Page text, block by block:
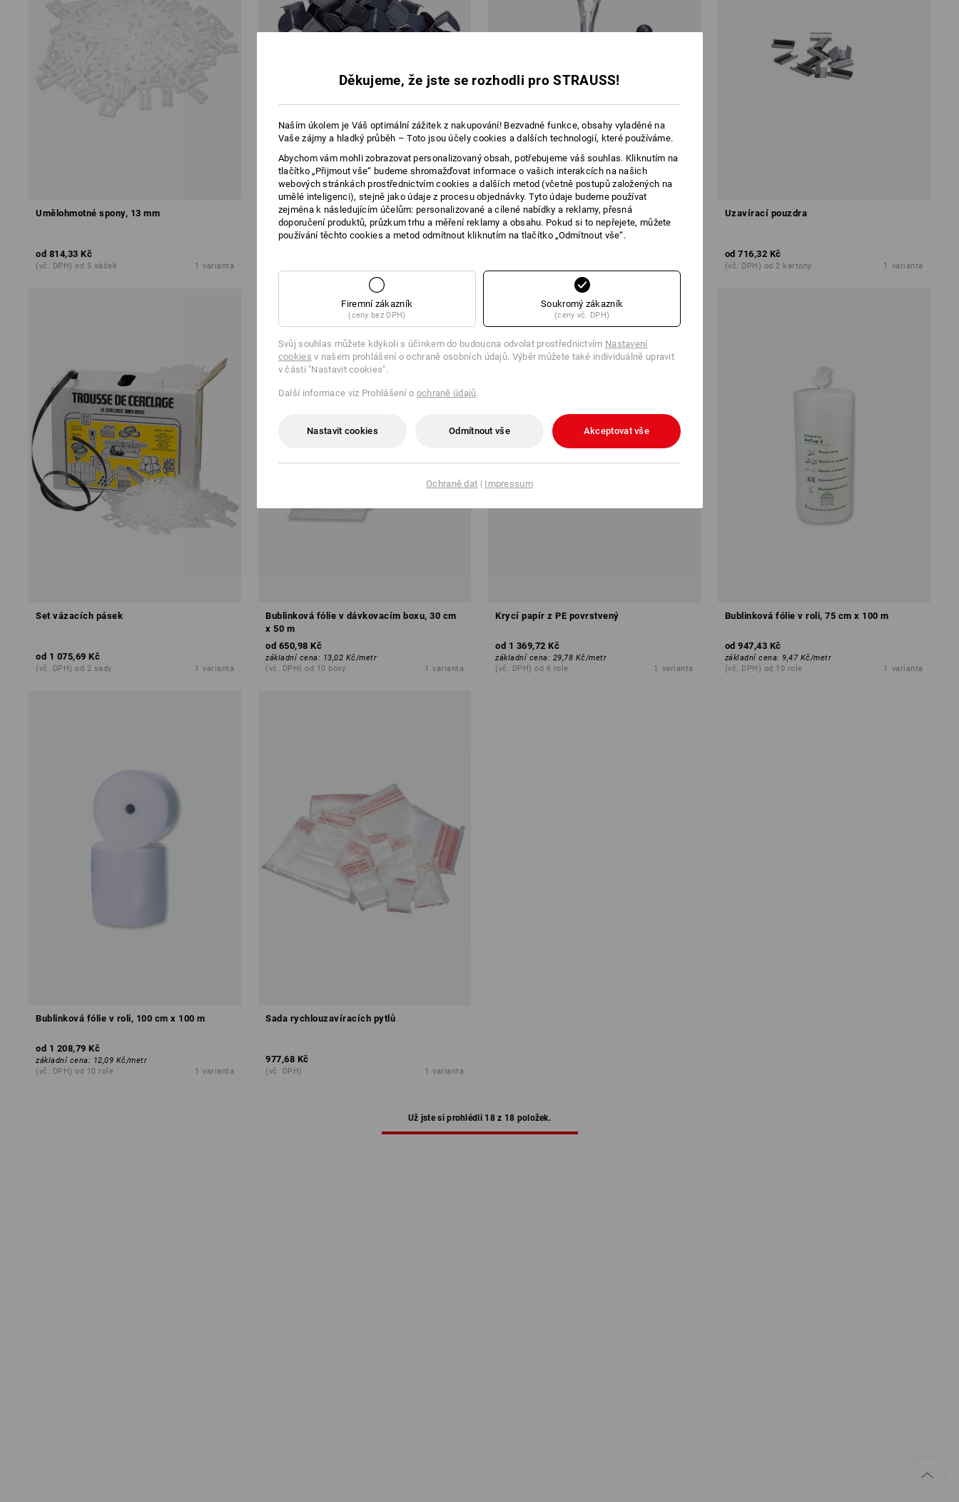
Umělohmotné spony, 13 mm
od 814,33 Kč
(vč. DPH) od 5 sáček 1 varianta
Rohy pro ochranu hran Upínací přístroj a páskovač Uzavírací pouzdra
od 716,32 Kč
(vč. DPH) od 2 kartony 1 varianta
Set vázacích pásek
od 1 075,69 Kč
(vč. DPH) od 2 sady 1 varianta
Bublinková fólie v dávkovacím boxu, 30 cm
x 50 m
od 650,98 Kč
základní cena: 13,02 Kč/metr
(vč. DPH) od 10 boxy
1 varianta
Krycí papír z PE povrstvený
od 1 369,72 Kč
základní cena: 29,78 Kč/metr
(vč. DPH) od 6 role
1 varianta
Bublinková fólie v roli, 75 cm x 100 m
od 947,43 Kč
základní cena: 9,47 Kč/metr
(vč. DPH) od 10 role
1 varianta
Bublinková fólie v roli, 100 cm x 100 m
od 1 208,79 Kč
základní cena: 12,09 Kč/metr
(vč. DPH) od 10 role
1 varianta
Sada rychlouzavíracích pytlů
977,68 Kč
(vč. DPH) 1 varianta
Už jste si prohlédli 18 z 18 položek.
Děkujeme, že jste se rozhodli pro STRAUSS!
Naším úkolem je Váš optimální zážitek z nakupování! Bezvadné funkce, obsahy vyladěné na
Vaše zájmy a hladký průběh – Toto jsou účely cookies a dalších technologií, které používáme.
Abychom vám mohli zobrazovat personalizovaný obsah, potřebujeme váš souhlas. Kliknutím na
tlačítko „Přijmout vše“ budeme shromažďovat informace o vašich interakcích na našich
webových stránkách prostřednictvím cookies a dalších metod (včetně postupů založených na
umělé inteligenci), stejně jako údaje z procesu objednávky. Tyto údaje budeme používat
zejména k následujícím účelům: personalizované a cílené nabídky a reklamy, přesná
doporučení produktů, průzkum trhu a měření reklamy a obsahu. Pokud si to nepřejete, můžete
používání těchto cookies a metod odmítnout kliknutím na tlačítko „Odmítnout vše“.
Firemní zákazník
(ceny bez DPH)
Soukromý zákazník
(ceny vč. DPH)
Svůj souhlas můžete kdykoli s účinkem do budoucna odvolat prostřednictvím Nastavení
cookies v našem prohlášení o ochraně osobních údajů. Výběr můžete také individuálně upravit
v části "Nastavit cookies".
Další informace viz Prohlášení o ochraně údajů.
Nastavit cookies Odmítnout vše Akceptovat vše
Ochraně dat | Impressum